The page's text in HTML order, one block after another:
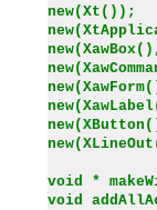
new(Xt());
void *
void